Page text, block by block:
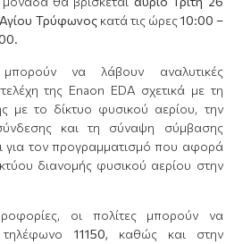
Τρύφωνοςκατά τις ώρες10:00 –
να λάβουν αναλυτικές
της Enaon EDA σχετικά με τη
με το δίκτυο φυσικού αερίου, την
και τη σύναψη σύμβασης
για τον προγραμματισμό που αφορά
διανομής φυσικού αερίου στην
οι πολίτες μπορούν να
τηλέφωνο 11150, καθώς και στην